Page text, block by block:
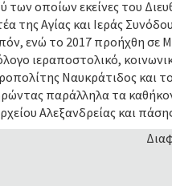
των οποίων εκείνες του
της Αγίας και Ιεράς
ενώ το 2017 προήχθη σε
ιεραποστολικό,
Ναυκράτιδος και
παράλληλα τα
Αλεξανδρείας και